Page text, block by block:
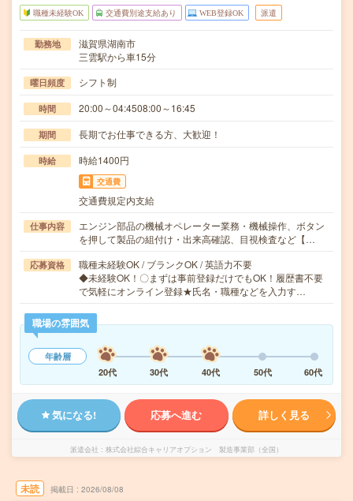
職種未経験OK 交通費別途支給あり WEB登録OK 派遣
勤務地
滋賀県湖南市
三雲駅から車15分
曜日頻度 シフト制
時間 20:00～04:4508:00～16:45
期間 長期でお仕事できる方、大歓迎！
時給 時給1400円
交通費
交通費規定内支給
仕事内容
エンジン部品の機械オペレーター業務・機械操作、ボタン
を押して製品の組付け・出来高確認、目視検査など【…
応募資格
職種未経験OK / ブランクOK / 英語力不要
◆未経験OK！〇まずは事前登録だけでもOK！履歴書不要
で気軽にオンライン登録★氏名・職種などを入力す…
職場の雰囲気
年齢層
20代
30代 40代 50代 60代
気になる! 応募へ進む 詳しく見る
派遣会社 株式会社綜合キャリアオプション 製造事業部（全国）
未読 掲載日 2026/08/08